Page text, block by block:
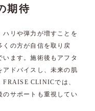
期待
リや弾力が増すことを
の方が自信を取り戻
ます。施術後もアフタ
アドバイスし、未来の肌
FRAISE CLINICでは、
のサポートも重視してい